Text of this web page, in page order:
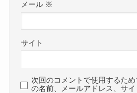
メール ※
サイト
次回のコメントで使用するた
の名前、メールアドレス、サイ